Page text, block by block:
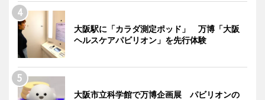
大阪駅に「カラダ測定ポッド」 万博「大阪
ヘルスケアパビリオン」を先行体験
大阪市立科学館で万博企画展 パビリオンの